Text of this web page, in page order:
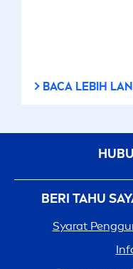
BACA LEBIH
BERI TAHU
Syarat